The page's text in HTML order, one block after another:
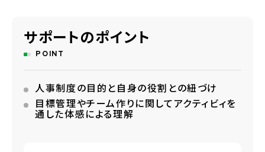
サポートのポイント
POINT
人事制度の目的と自身の役割との紐づけ
目標管理やチーム作りに関してアクティビィを
通した体感による理解